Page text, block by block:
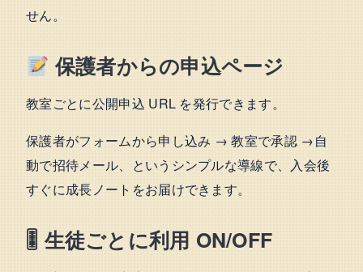
せん。
保護者からの申込ページ
教室ごとに公開申込 URL を発行できます。
保護者がフォームから申し込み → 教室で承認 →自
動で招待メール、というシンプルな導線で、入会後
すぐに成長ノートをお届けできます。
🎚 生徒ごとに利用 ON/OFF